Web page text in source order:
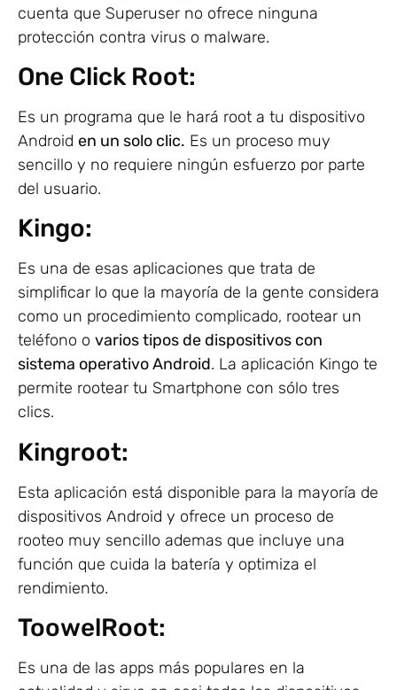
cuenta que Superuser no ofrece ninguna
protección contra virus o malware.
One Click Root:
Es un programa que le hará root a tu dispositivo
Android en un solo clic. Es un proceso muy
sencillo y no requiere ningún esfuerzo por parte
del usuario.
Kingo:
Es una de esas aplicaciones que trata de
simplificar lo que la mayoría de la gente considera
como un procedimiento complicado, rootear un
teléfono o varios tipos de dispositivos con
sistema operativo Android. La aplicación Kingo te
permite rootear tu Smartphone con sólo tres
clics.
Kingroot:
Esta aplicación está disponible para la mayoría de
dispositivos Android y ofrece un proceso de
rooteo muy sencillo ademas que incluye una
función que cuida la batería y optimiza el
rendimiento.
ToowelRoot:
Es una de las apps más populares en la